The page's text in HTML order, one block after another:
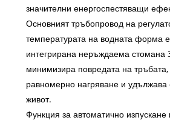
значителни енергоспестяващи
Основният тръбопровод на
температурата на водната форма
интегрирана неръждаема стомана
минимизира повредата на тръбата,
равномерно нагряване и удължава
живот.
Функция за автоматично изпускане